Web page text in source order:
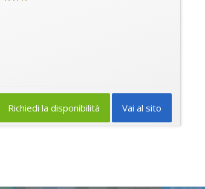
Vai al sito
Richiedi la disponibilità